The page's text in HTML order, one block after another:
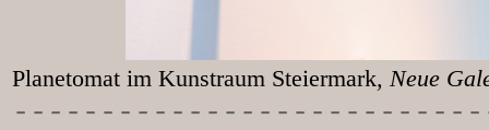
Planetomat im Kunstraum Steiermark,
-----------